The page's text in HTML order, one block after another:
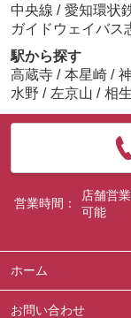
中央線 / 愛知環状
ガイドウェイバス
駅から探す
高蔵寺 / 本星崎 /
水野 / 左京山 / 相
営業時間：
店舗営
可能
ホーム
お問い合わせ